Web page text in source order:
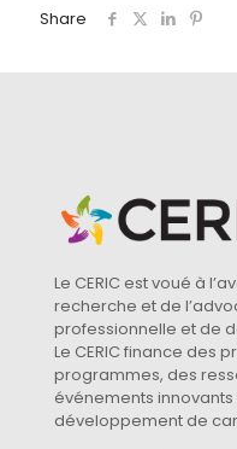
Share
Le CERIC est voué à
recherche et de
professionnelle et de
Le CERIC finance des
programmes, des
événements
développement de